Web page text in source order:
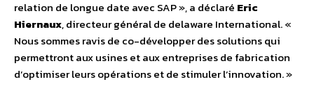
relation de longue date avec SAP », a déclaré Eric
Hiernaux, directeur général de delaware International. «
Nous sommes ravis de co-développer des solutions qui
permettront aux usines et aux entreprises de fabrication
d’optimiser leurs opérations et de stimuler l’innovation. »